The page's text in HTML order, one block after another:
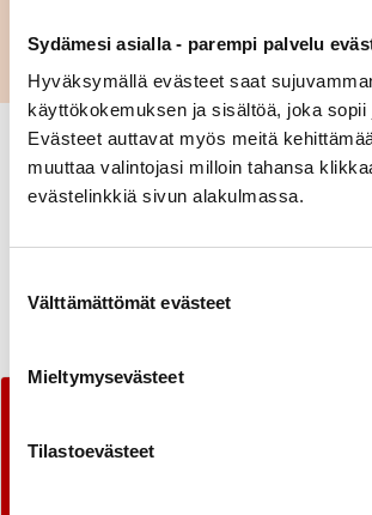
Sydämesi asialla - parempi palvelu
Hyväksymällä evästeet saat
käyttökokemuksen ja sisältöä, joka sopii
Evästeet auttavat myös meitä
muuttaa valintojasi milloin tahansa
evästelinkkiä sivun alakulmassa.
Välttämättömät evästeet
Mieltymysevästeet
Tilastoevästeet
KATSO KAIKKI SYDÄNLIITON
Parhaat vinkit
Sydänliiton Neuvokas perhe -sivusto tarjoaa
vanhemmuuttaruututaitojen,syömisen,
teemoissa.
pohjautuvat tutkittuun tietoon. Tutustu